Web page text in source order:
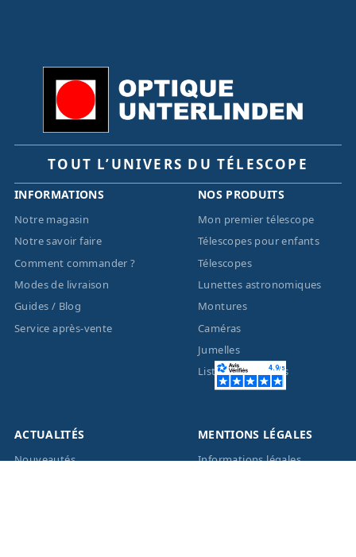
TOUT L’UNIVERS DU TÉLESCOPE
INFORMATIONS
Notre magasin
Notre savoir faire
Comment commander ?
Modes de livraison
Guides / Blog
Service après-vente
NOS PRODUITS
Mon premier télescope
Télescopes pour enfants
Télescopes
Lunettes astronomiques
Montures
Caméras
Jumelles
Liste des marques
ACTUALITÉS
Nouveautés
MENTIONS LÉGALES
Informations légales